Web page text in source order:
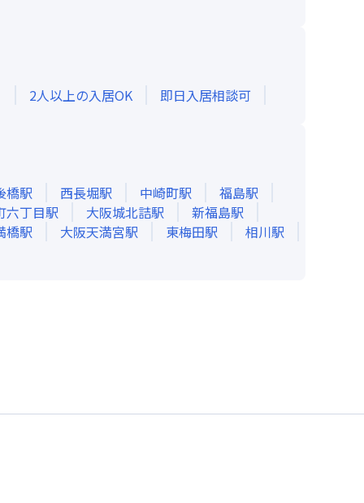
2人以上の入居OK 即日入居相談可
橋駅 西長堀駅 中崎町駅 福島駅
六丁目駅 大阪城北詰駅 新福島駅
橋駅 大阪天満宮駅 東梅田駅 相川駅